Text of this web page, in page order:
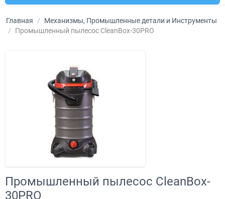
Главная /
Механизмы, Промышленные детали и Инструменты
/
Промышленный пылесос CleanBox-30PRO
Промышленный пылесос CleanBox-
30PRO